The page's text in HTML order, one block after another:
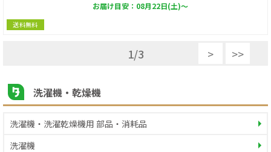
送料無料
お届け目安：08月22日(土)～
1/3 > >>
洗濯機・乾燥機
洗濯機・洗濯乾燥機用 部品・消耗品
洗濯機